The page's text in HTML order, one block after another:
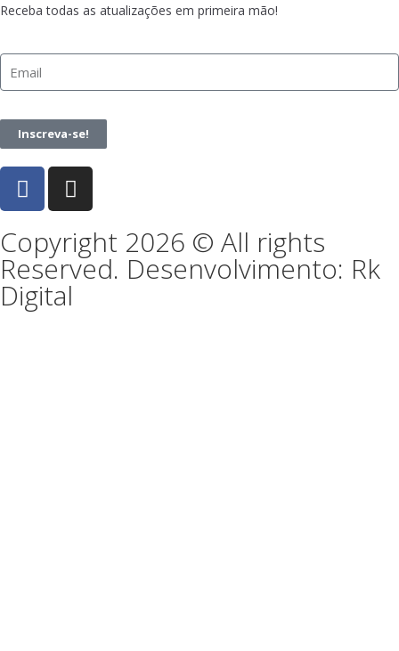
Receba todas as atualizações em primeira mão!
Inscreva-se!
Copyright 2026 © All rights
Reserved. Desenvolvimento: Rk
Digital